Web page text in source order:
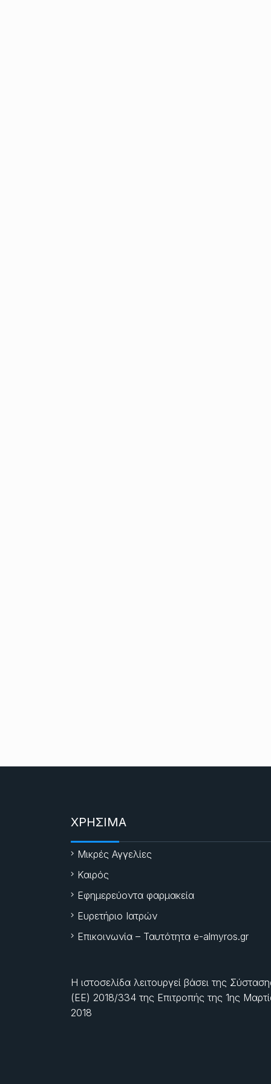
ΧΡΗΣΙΜΑ
Μικρές Αγγελίες
Καιρός
Εφημερεύοντα φαρμακεία
Ευρετήριο Ιατρών
Επικοινωνία – Ταυτότητα e-almyros.gr
Η ιστοσελίδα λειτουργεί βάσει της
(ΕΕ) 2018/334 της Επιτροπής της 1ης
2018